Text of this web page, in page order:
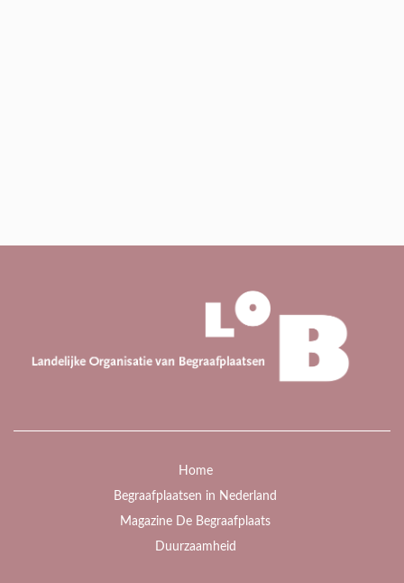
Home
Begraafplaatsen in Nederland
Magazine De Begraafplaats
Duurzaamheid